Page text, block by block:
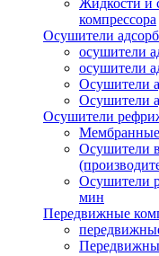
Жидкости и
компрессора
Осушители
осушители
осушители
Осушители
Осушители
Осушители
Осушители
Осушители
мин
Передвижные